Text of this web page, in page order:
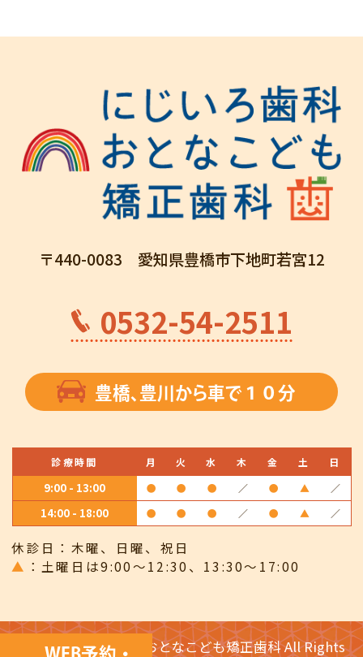
〒440-0083 愛知県豊橋市下地町若宮12
0532-54-2511
豊橋、豊川から車で１０分
診療時間 月 火 水 木 金 土 日
9:00 - 13:00 ● ● ● ／ ● ▲ ／
14:00 - 18:00 ● ● ● ／ ● ▲ ／
休診日：木曜、日曜、祝日
▲
土曜日は9:00～12:30、13:30～17:00
©2019 にじいろ歯科おとなこども矯正歯科 All Rights